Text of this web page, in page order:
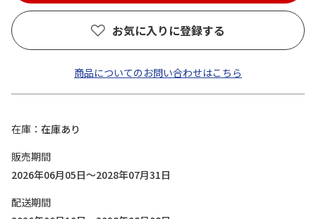
お気に入りに登録する
商品についてのお問い合わせはこちら
在庫
在庫あり
販売期間
2026年06月05日～2028年07月31日
配送期間